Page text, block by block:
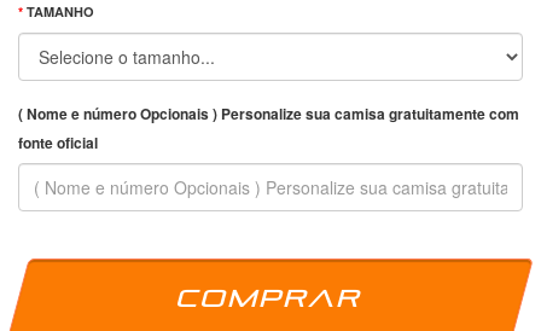
TAMANHO
( Nome e número Opcionais ) Personalize sua camisa gratuitamente com
fonte oficial
Comprar